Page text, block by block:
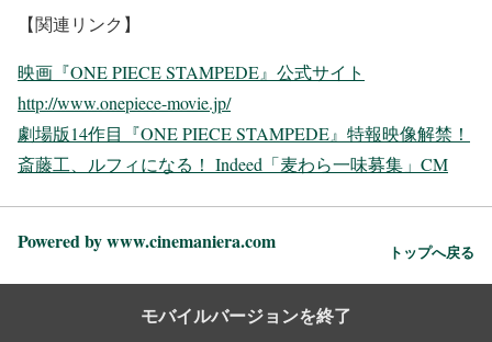
【関連リンク】
映画『ONE PIECE STAMPEDE』公式サイト
http://www.onepiece-movie.jp/
劇場版14作目『ONE PIECE STAMPEDE』特報映像解禁！
斎藤工、ルフィになる！ Indeed「麦わら一味募集」CM
Powered by www.cinemaniera.com トップへ戻る
モバイルバージョンを終了